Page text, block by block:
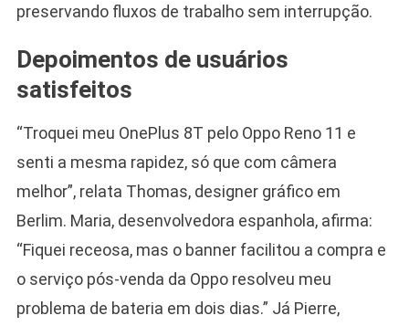
preservando fluxos de trabalho sem interrupção.
Depoimentos de usuários
satisfeitos
“Troquei meu OnePlus 8T pelo Oppo Reno 11 e
senti a mesma rapidez, só que com câmera
melhor”, relata Thomas, designer gráfico em
Berlim. Maria, desenvolvedora espanhola, afirma:
“Fiquei receosa, mas o banner facilitou a compra e
o serviço pós-venda da Oppo resolveu meu
problema de bateria em dois dias.” Já Pierre,